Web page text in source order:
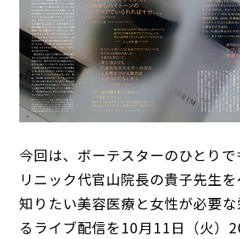
今回は、ボーテスターのひとり
リニック代官山院長の貴子先生
知りたい美容医療と女性が必要
るライブ配信を10月11日（火）